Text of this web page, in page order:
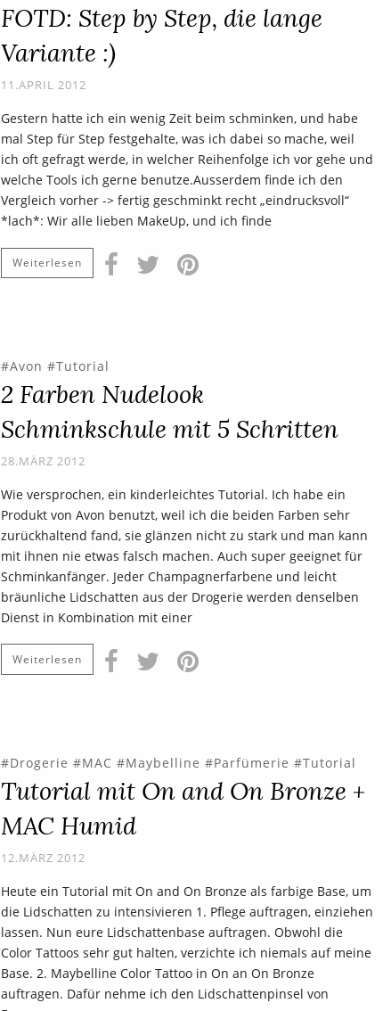
FOTD: Step by Step, die lange
Variante :)
11.APRIL 2012
Gestern hatte ich ein wenig Zeit beim schminken, und habe
mal Step für Step festgehalte, was ich dabei so mache, weil
ich oft gefragt werde, in welcher Reihenfolge ich vor gehe und
welche Tools ich gerne benutze.Ausserdem finde ich den
Vergleich vorher -> fertig geschminkt recht „eindrucksvoll“
*lach*: Wir alle lieben MakeUp, und ich finde
Weiterlesen
Avon Tutorial
2 Farben Nudelook
Schminkschule mit 5 Schritten
28.MÄRZ 2012
Wie versprochen, ein kinderleichtes Tutorial. Ich habe ein
Produkt von Avon benutzt, weil ich die beiden Farben sehr
zurückhaltend fand, sie glänzen nicht zu stark und man kann
mit ihnen nie etwas falsch machen. Auch super geeignet für
Schminkanfänger. Jeder Champagnerfarbene und leicht
bräunliche Lidschatten aus der Drogerie werden denselben
Dienst in Kombination mit einer
Weiterlesen
Drogerie MAC Maybelline Parfümerie Tutorial
Tutorial mit On and On Bronze +
MAC Humid
12.MÄRZ 2012
Heute ein Tutorial mit On and On Bronze als farbige Base, um
die Lidschatten zu intensivieren 1. Pflege auftragen, einziehen
lassen. Nun eure Lidschattenbase auftragen. Obwohl die
Color Tattoos sehr gut halten, verzichte ich niemals auf meine
Base. 2. Maybelline Color Tattoo in On an On Bronze
auftragen. Dafür nehme ich den Lidschattenpinsel von